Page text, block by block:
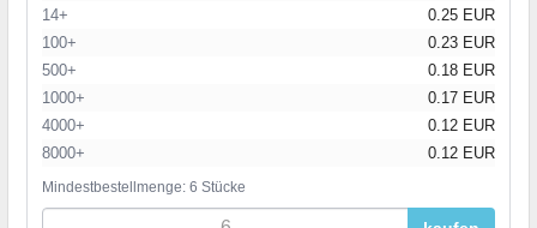
14+
0.25 EUR
100+
0.23 EUR
500+
0.18 EUR
1000+
0.17 EUR
4000+
0.12 EUR
8000+
0.12 EUR
Mindestbestellmenge: 6 Stücke